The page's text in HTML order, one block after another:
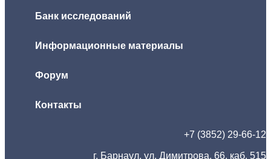
Банк исследований
Информационные материалы
Форум
Контакты
+7 (3852) 29-66-12
г. Барнаул, ул. Димитрова, 66, каб. 515